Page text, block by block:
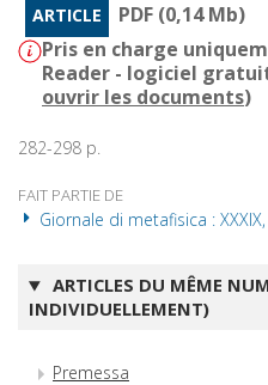
ARTICLE
PDF (0,14 Mb)
Pris en charge
Reader - logiciel
ouvrir les documents)
282-298 p.
FAIT PARTIE DE
Giornale di metafisica :
ARTICLES DU MÊME
INDIVIDUELLEMENT)
Premessa